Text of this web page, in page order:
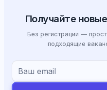
Получайте
Без регистрации —
подходящие